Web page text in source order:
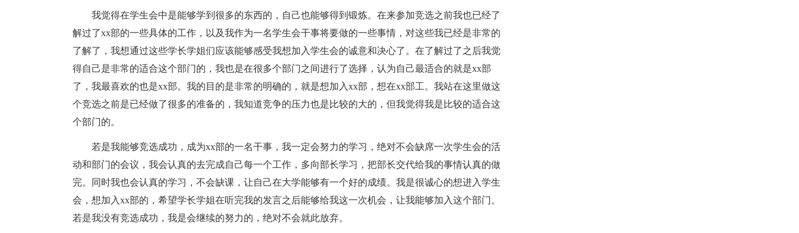
我觉得在学生会中是能够学到很多的东西的，自己也能够得到锻炼。在来参加竞选之前我也已经了
解过了xx部的一些具体的工作，以及我作为一名学生会干事将要做的一些事情，对这些我已经是非常的
了解了，我想通过这些学长学姐们应该能够感受我想加入学生会的诚意和决心了。在了解过了之后我觉
得自己是非常的适合这个部门的，我也是在很多个部门之间进行了选择，认为自己最适合的就是xx部
了，我最喜欢的也是xx部。我的目的是非常的明确的，就是想加入xx部，想在xx部工。我站在这里做这
个竞选之前是已经做了很多的准备的，我知道竞争的压力也是比较的大的，但我觉得我是比较的适合这
个部门的。
若是我能够竞选成功，成为xx部的一名干事，我一定会努力的学习，绝对不会缺席一次学生会的活
动和部门的会议，我会认真的去完成自己每一个工作，多向部长学习，把部长交代给我的事情认真的做
完。同时我也会认真的学习，不会缺课，让自己在大学能够有一个好的成绩。我是很诚心的想进入学生
会，想加入xx部的，希望学长学姐在听完我的发言之后能够给我这一次机会，让我能够加入这个部门。
若是我没有竞选成功，我是会继续的努力的，绝对不会就此放弃。